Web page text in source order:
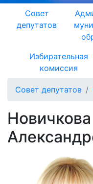
Совет
депутатов
Избирательная
комиссия
Совет депутатов